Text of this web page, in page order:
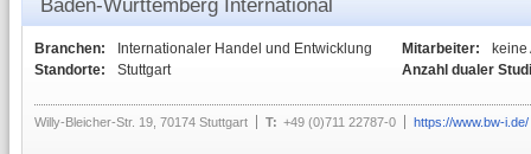
Baden-Württemberg International
Branchen:
Internationaler Handel und Entwicklung
Standorte:
Stuttgart
Mitarbeiter:
Anzahl dualer
Willy-Bleicher-Str. 19, 70174 Stuttgart T: +49 (0)711 22787-0 https://www.bw-i.de/